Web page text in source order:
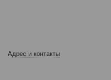
Адрес и контакты